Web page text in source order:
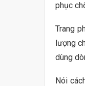
phục
Trang
lượng
dùng
Nói